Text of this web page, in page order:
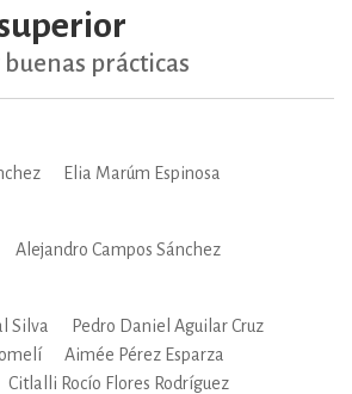
buenas prácticas
Elia Marúm Espinosa
Alejandro Campos Sánchez
Silva
Pedro Daniel Aguilar Cruz
Aimée Pérez Esparza
Citlalli Rocío Flores Rodríguez